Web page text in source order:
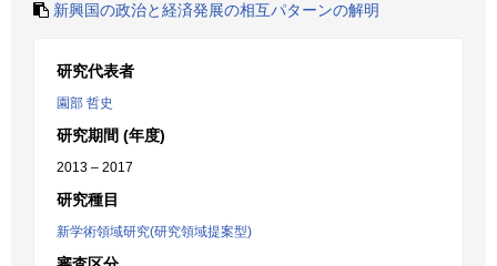
新興国の政治と経済発展の相互パターンの解明
研究代表者
園部 哲史
研究期間 (年度)
2013 – 2017
研究種目
新学術領域研究(研究領域提案型)